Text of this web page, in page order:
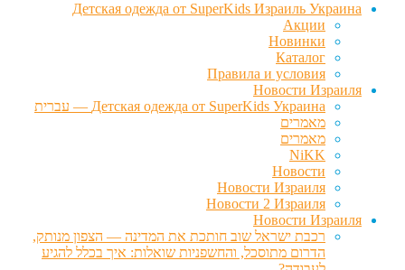
Детская одежда от SuperKids Израиль Украина
Акции
Новинки
Каталог
Правила и условия
Новости Израиля
Детская одежда от SuperKids Украина — עברית
מאמרים
מאמרים
NiKK
Новости
Новости Израиля
Новости 2 Израиля
Новости Израиля
רכבת ישראל שוב חותכת את המדינה — הצפון מנותק,
הדרום מתוסכל, והחשפניות שואלות: איך בכלל להגיע